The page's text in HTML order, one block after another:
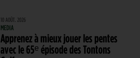
10 AOÛT. 2026
MEDIA
Apprenez à mieux jouer les pentes
avec le 65ᵉ épisode des Tontons